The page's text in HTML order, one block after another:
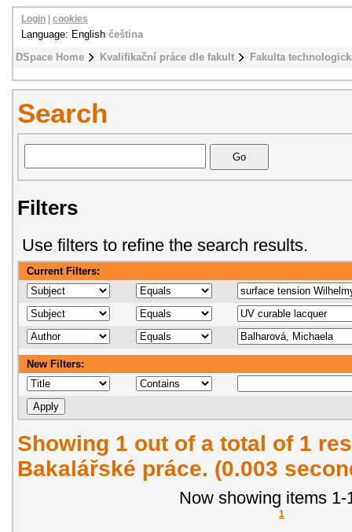
DSpace Home Kvalifikační práce dle fakult Fakulta
Login cookies
Language: English čeština
Search
Filters
Use filters to refine the search results.
Current Filters:
New Filters:
Showing 1 out of a total of 1
Bakalářské práce. (0.003
Now showing items 1-
1